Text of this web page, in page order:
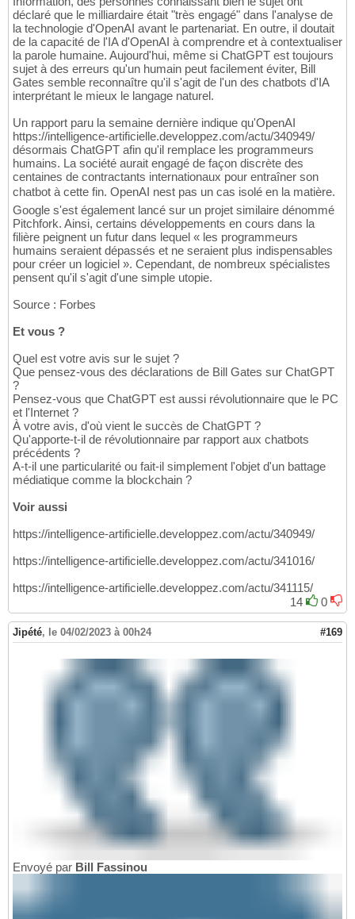
déclaré que le milliardaire était "très engagé" dans l'analyse de
la technologie d'OpenAI avant le partenariat. En outre, il doutait
de la capacité de l'IA d'OpenAI à comprendre et à contextualiser
la parole humaine. Aujourd'hui, même si ChatGPT est toujours
sujet à des erreurs qu'un humain peut facilement éviter, Bill
Gates semble reconnaître qu'il s'agit de l'un des chatbots d'IA
interprétant le mieux le langage naturel.
Un rapport paru la semaine dernière indique qu'OpenAI
https://intelligence-artificielle.developpez.com/actu/340949/
désormais ChatGPT afin qu'il remplace les programmeurs
humains. La société aurait engagé de façon discrète des
centaines de contractants internationaux pour entraîner son
chatbot à cette fin. OpenAI nest pas un cas isolé en la matière.
Google s'est également lancé sur un projet similaire dénommé
Pitchfork. Ainsi, certains développements en cours dans la
filière peignent un futur dans lequel « les programmeurs
humains seraient dépassés et ne seraient plus indispensables
pour créer un logiciel ». Cependant, de nombreux spécialistes
pensent qu'il s'agit d'une simple utopie.
Source : Forbes
Et vous ?
Quel est votre avis sur le sujet ?
Que pensez-vous des déclarations de Bill Gates sur ChatGPT
?
Pensez-vous que ChatGPT est aussi révolutionnaire que le PC
et l'Internet ?
À votre avis, d'où vient le succès de ChatGPT ?
Qu'apporte-t-il de révolutionnaire par rapport aux chatbots
précédents ?
A-t-il une particularité ou fait-il simplement l'objet d'un battage
médiatique comme la blockchain ?
Voir aussi
https://intelligence-artificielle.developpez.com/actu/340949/
https://intelligence-artificielle.developpez.com/actu/341016/
https://intelligence-artificielle.developpez.com/actu/341115/
14
0
Jipété, le 04/02/2023 à 00h24 #169
Envoyé par Bill Fassinou